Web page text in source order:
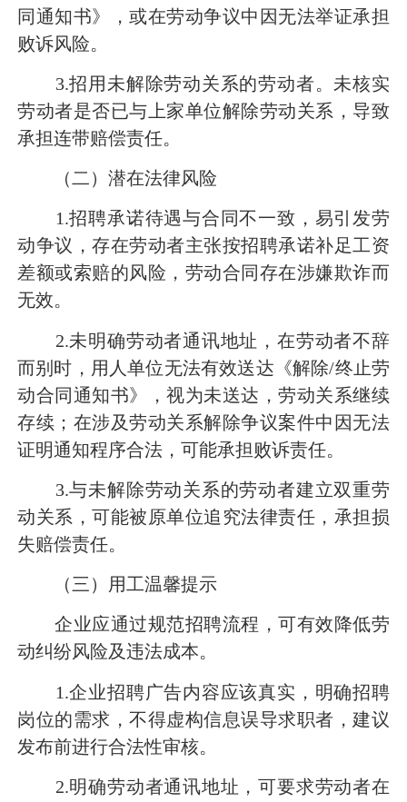
同通知书》，或在劳动争议中因无法举证承担
败诉风险。
3.招用未解除劳动关系的劳动者。未核实
劳动者是否已与上家单位解除劳动关系，导致
承担连带赔偿责任。
（二）潜在法律风险
1.招聘承诺待遇与合同不一致，易引发劳
动争议，存在劳动者主张按招聘承诺补足工资
差额或索赔的风险，劳动合同存在涉嫌欺诈而
无效。
2.未明确劳动者通讯地址，在劳动者不辞
而别时，用人单位无法有效送达《解除/终止劳
动合同通知书》，视为未送达，劳动关系继续
存续；在涉及劳动关系解除争议案件中因无法
证明通知程序合法，可能承担败诉责任。
3.与未解除劳动关系的劳动者建立双重劳
动关系，可能被原单位追究法律责任，承担损
失赔偿责任。
（三）用工温馨提示
企业应通过规范招聘流程，可有效降低劳
动纠纷风险及违法成本。
1.企业招聘广告内容应该真实，明确招聘
岗位的需求，不得虚构信息误导求职者，建议
发布前进行合法性审核。
2.明确劳动者通讯地址，可要求劳动者在